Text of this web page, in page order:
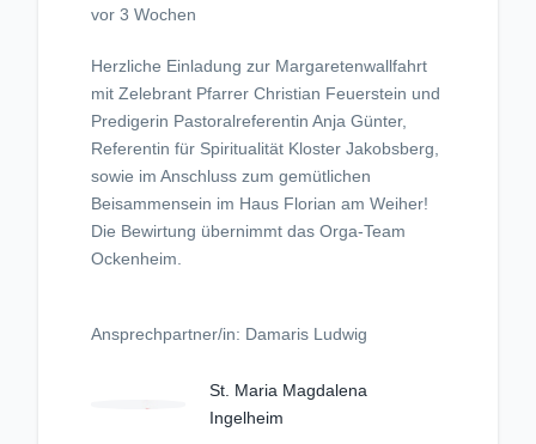
vor 3 Wochen
Herzliche Einladung zur Margaretenwallfahrt
mit Zelebrant Pfarrer Christian Feuerstein und
Predigerin Pastoralreferentin Anja Günter,
Referentin für Spiritualität Kloster Jakobsberg,
sowie im Anschluss zum gemütlichen
Beisammensein im Haus Florian am Weiher!
Die Bewirtung übernimmt das Orga-Team
Ockenheim.
Ansprechpartner/in: Damaris Ludwig
St. Maria Magdalena
Ingelheim